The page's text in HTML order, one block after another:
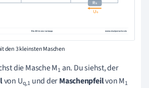
den 3 kleinsten Maschen
dieMasche M1 an. Du siehst, der
von Uq,1 und derMaschenpfeilvon M1